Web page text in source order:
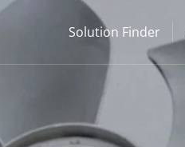
Solution Finder